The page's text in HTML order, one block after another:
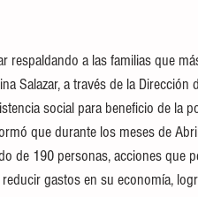
respaldando a las familias que
Salazar, a través de la Dirección
social para beneficio de la
que durante los meses de
de 190 personas, acciones que
gastos en su economía,